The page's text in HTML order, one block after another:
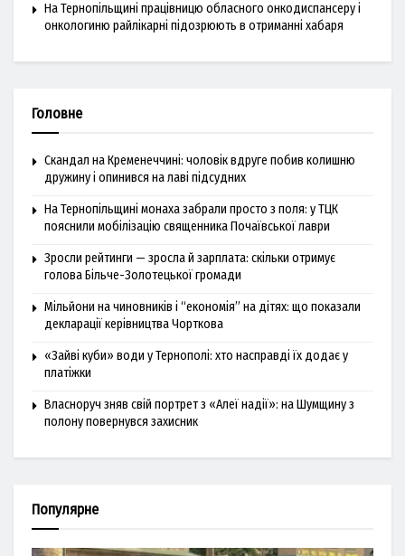
На Тернопільщині працівницю обласного онкодиспансеру і
онкологиню райлікарні підозрюють в отриманні хабаря
Головне
Скандал на Кременеччині: чоловік вдруге побив колишню
дружину і опинився на лаві підсудних
На Тернопільщині монаха забрали просто з поля: у ТЦК
пояснили мобілізацію священника Почаївської лаври
Зросли рейтинги — зросла й зарплата: скільки отримує
голова Більче-Золотецької громади
Мільйони на чиновників і “економія” на дітях: що показали
декларації керівництва Чорткова
«Зайві куби» води у Тернополі: хто насправді їх додає у
платіжки
Власноруч зняв свій портрет з «Алеї надії»: на Шумщину з
полону повернувся захисник
Популярне